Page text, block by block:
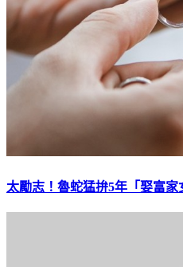
太勵志！魯蛇猛拚5年「娶富